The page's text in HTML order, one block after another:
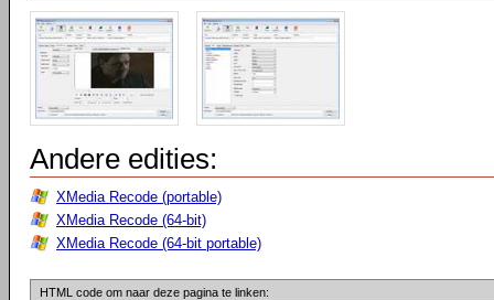
Andere edities:
XMedia Recode (portable)
XMedia Recode (64-bit)
XMedia Recode (64-bit portable)
HTML code om naar deze pagina te linken: